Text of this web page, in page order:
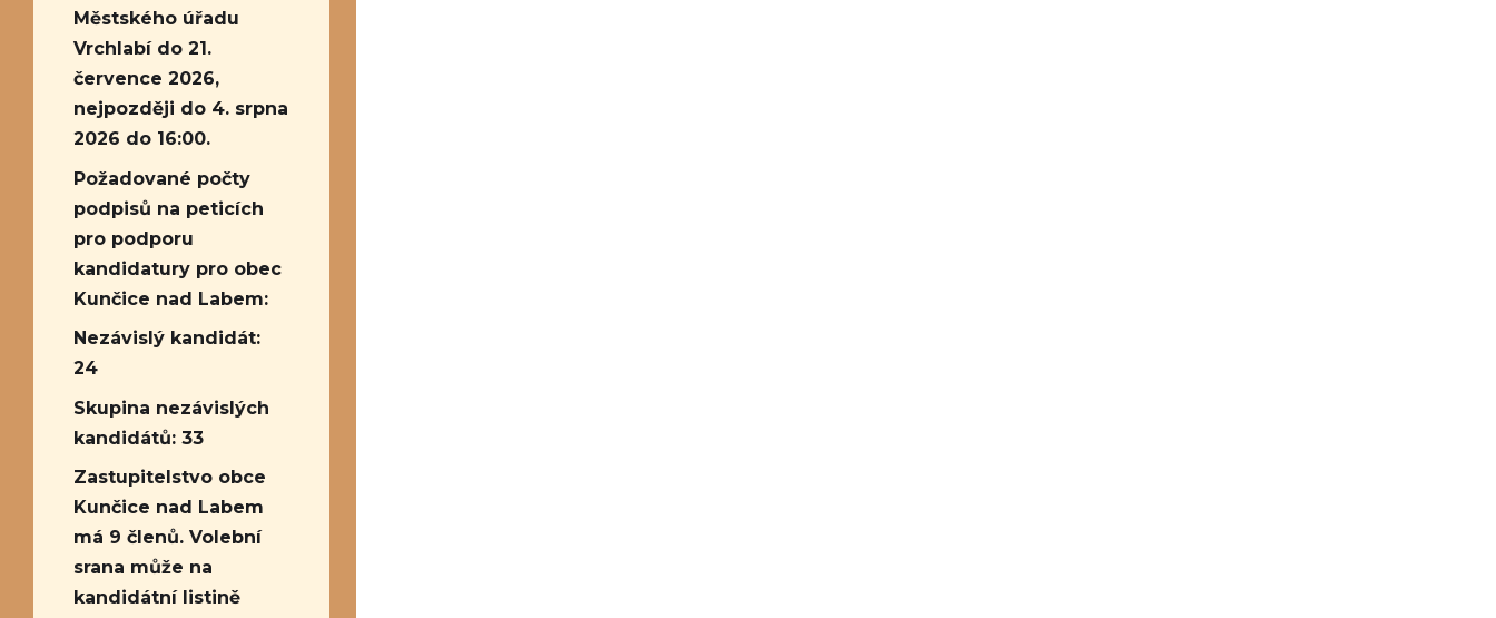
Městského úřadu
Vrchlabí do 21.
července 2026,
nejpozději do 4. srpna
2026 do 16:00.
Požadované počty
podpisů na peticích
pro podporu
kandidatury pro obec
Kunčice nad Labem:
Nezávislý kandidát:
24
Skupina nezávislých
kandidátů: 33
Zastupitelstvo obce
Kunčice nad Labem
má 9 členů. Volební
srana může na
kandidátní listině